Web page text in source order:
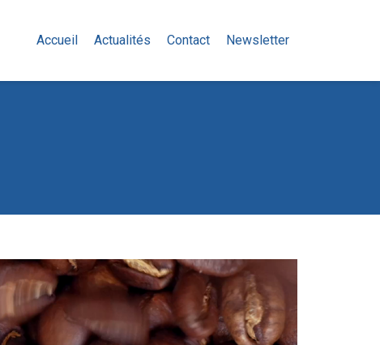
Accueil Actualités Contact Newsletter